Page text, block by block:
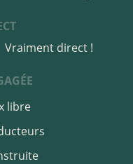
Vraiment direct !
libre